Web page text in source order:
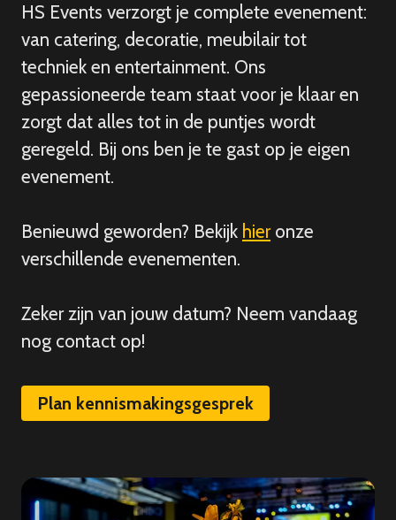
HS Events verzorgt je complete evenement:
van catering, decoratie, meubilair tot
techniek en entertainment. Ons
gepassioneerde team staat voor je klaar en
zorgt dat alles tot in de puntjes wordt
geregeld. Bij ons ben je te gast op je eigen
evenement.
Benieuwd geworden? Bekijk hieronze
verschillende evenementen.
Zeker zijn van jouw datum? Neem vandaag
nog contact op!
Plan kennismakingsgesprek